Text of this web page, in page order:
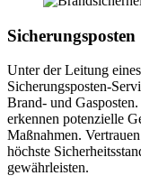
Sicherungsposten
Unter der Leitung
Sicherungsposten-
Brand- und
erkennen potenzielle
Maßnahmen.
höchste
gewährleisten.